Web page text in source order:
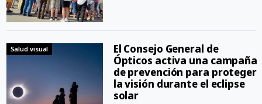
Salud visual
El Consejo General de
Ópticos activa una campaña
de prevención para proteger
la visión durante el eclipse
solar